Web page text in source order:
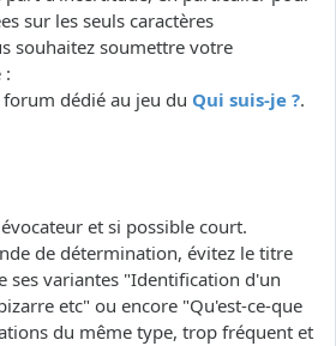
sur les seuls caractères
souhaitez soumettre votre
:
dédié au jeu du Qui suis-je ?.
et si possible court.
de détermination, évitez le titre
ses variantes "Identification d'un
etc" ou encore "Qu'est-ce-que
du même type, trop fréquent et